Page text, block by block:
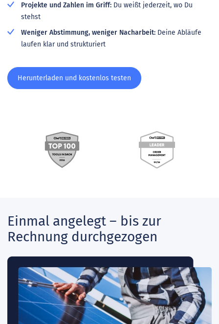
Projekte und Zahlen im Griff: Du weißt jederzeit, wo Du
stehst
Weniger Abstimmung, weniger Nacharbeit: Deine Abläufe
laufen klar und strukturiert
Herunterladen und kostenlos testen
Einmal angelegt – bis zur
Rechnung durchgezogen